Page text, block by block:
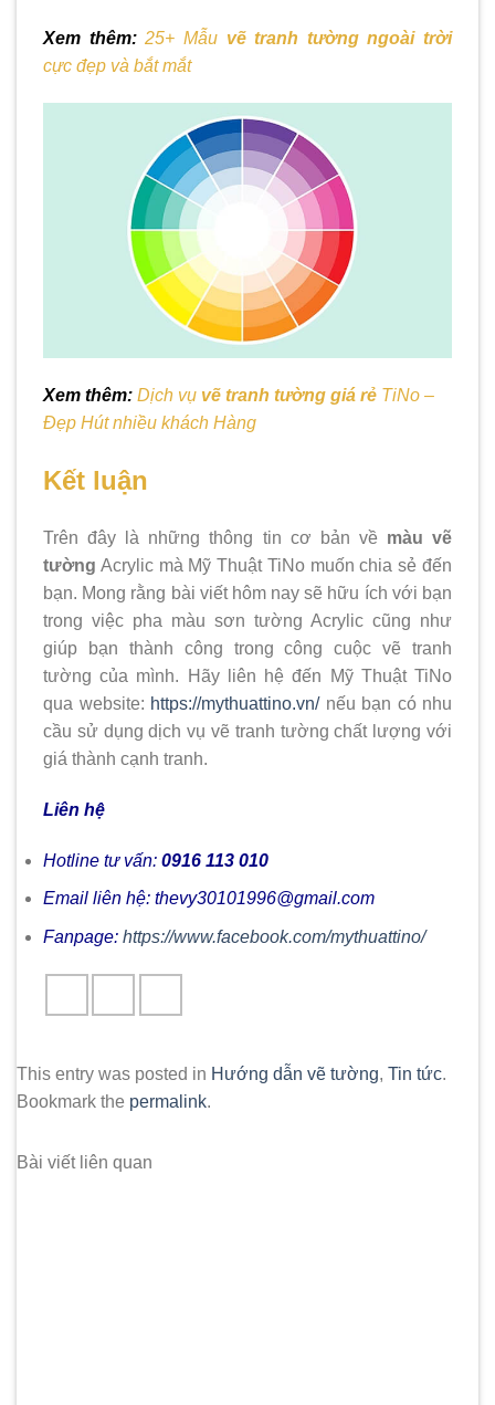
Xem thêm:25+ Mẫu vẽ tranh tường ngoài trời
cực đẹp và bắt mắt
Xem thêm: Dịch vụ vẽ tranh tường giá rẻ TiNo –
Đẹp Hút nhiều khách Hàng
Kết luận
Trên đây là những thông tin cơ bản về màu vẽ
tường Acrylic mà Mỹ Thuật TiNo muốn chia sẻ đến
bạn. Mong rằng bài viết hôm nay sẽ hữu ích với bạn
trong việc pha màu sơn tường Acrylic cũng như
giúp bạn thành công trong công cuộc vẽ tranh
tường của mình. Hãy liên hệ đến Mỹ Thuật TiNo
qua website: https://mythuattino.vn/nếu bạn có nhu
cầu sử dụng dịch vụ vẽ tranh tường chất lượng với
giá thành cạnh tranh.
Liên hệ
Hotline tư vấn: 0916 113 010
Email liên hệ: thevy30101996@gmail.com
Fanpage: https://www.facebook.com/mythuattino/
This entry was posted in Hướng dẫn vẽ tường, Tin tức.
Bookmark the permalink.
Bài viết liên quan